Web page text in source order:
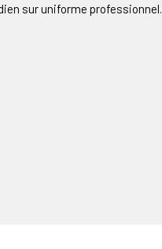
sur uniforme professionnel.